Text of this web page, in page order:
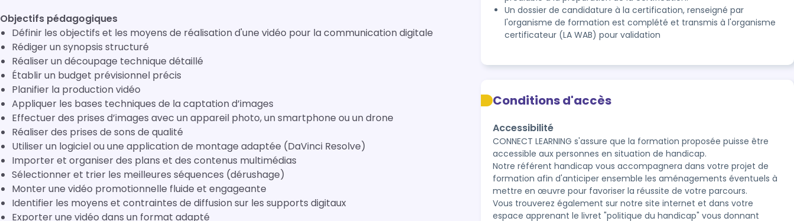
Objectifs pédagogiques
Définir les objectifs et les moyens de réalisation d'une vidéo pour la communication digitale
Rédiger un synopsis structuré
Réaliser un découpage technique détaillé
Établir un budget prévisionnel précis
Planifier la production vidéo
Appliquer les bases techniques de la captation d’images
Effectuer des prises d’images avec un appareil photo, un smartphone ou un drone
Réaliser des prises de sons de qualité
Utiliser un logiciel ou une application de montage adaptée (DaVinci Resolve)
Importer et organiser des plans et des contenus multimédias
Sélectionner et trier les meilleures séquences (dérushage)
Monter une vidéo promotionnelle fluide et engageante
Identifier les moyens et contraintes de diffusion sur les supports digitaux
Exporter une vidéo dans un format adapté
Un dossier de candidature à la certification, renseigné par
l'organisme de formation est complété et transmis à l'organisme
certificateur (LA WAB) pour validation
Conditions d'accès
Accessibilité
CONNECT LEARNING s'assure que la formation proposée puisse être
accessible aux personnes en situation de handicap.
Notre référent handicap vous accompagnera dans votre projet de
formation afin d'anticiper ensemble les aménagements éventuels à
mettre en œuvre pour favoriser la réussite de votre parcours.
Vous trouverez également sur notre site internet et dans votre
espace apprenant le livret "politique du handicap" vous donnant